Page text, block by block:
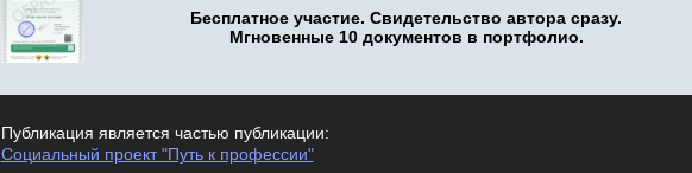
Бесплатное участие. Свидетельство автора сразу.
Мгновенные 10 документов в портфолио.
Публикация является частью публикации:
Социальный проект "Путь к профессии"